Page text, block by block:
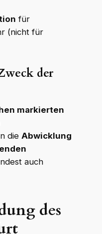
für
(nicht für
der
markierten
die Abwicklung
auch
des